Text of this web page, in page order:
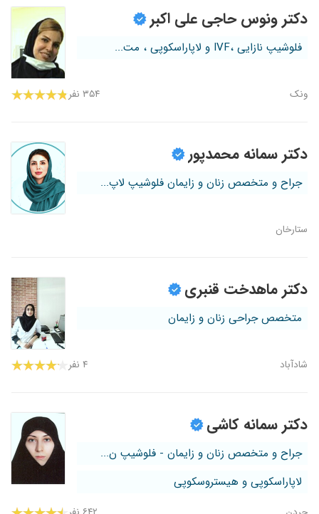
دکتر ونوس حاجی علی اکبر
فلوشیپ نازایی ،IVF و لاپاراسکوپی ، مت...
ونک ۳۵۴ نفر
دکتر سمانه محمدپور
جراح و متخصص زنان و زایمان فلوشیپ لاپ...
ستارخان
دکتر ماهدخت قنبری
متخصص جراحی زنان و زایمان
شادآباد ۴ نفر
دکتر سمانه کاشی
جراح و متخصص زنان و زایمان - فلوشیپ ن...
لاپاراسکوپی و هیستروسکوپی